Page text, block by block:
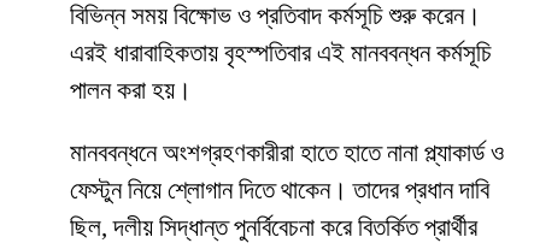
বিভিন্ন সময় বিক্ষোভ ও প্রতিবাদ কর্মসূচি শুরু করেন।
এরই ধারাবাহিকতায় বৃহস্পতিবার এই মানববন্ধন কর্মসূচি
পালন করা হয়।
মানববন্ধনে অংশগ্রহণকারীরা হাতে হাতে নানা প্ল্যাকার্ড ও
ফেস্টুন নিয়ে শ্লোগান দিতে থাকেন। তাদের প্রধান দাবি
ছিল, দলীয় সিদ্ধান্ত পুনর্বিবেচনা করে বিতর্কিত প্রার্থীর